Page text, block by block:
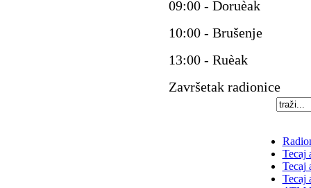
09:00 - Doruèak
10:00 - Brušenje
13:00 - Ruèak
Završetak radionice
Tecaj
Tecaj
Tecaj